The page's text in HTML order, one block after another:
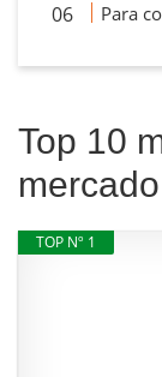
Para
Top 10
mercado
TOP Nº 1